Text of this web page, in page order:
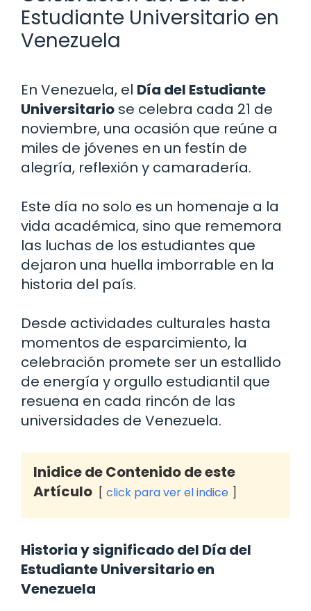
Estudiante Universitario en
Venezuela
En Venezuela, el Día del Estudiante
Universitario se celebra cada 21 de
noviembre, una ocasión que reúne a
miles de jóvenes en un festín de
alegría, reflexión y camaradería.
Este día no solo es un homenaje a la
vida académica, sino que rememora
las luchas de los estudiantes que
dejaron una huella imborrable en la
historia del país.
Desde actividades culturales hasta
momentos de esparcimiento, la
celebración promete ser un estallido
de energía y orgullo estudiantil que
resuena en cada rincón de las
universidades de Venezuela.
Inidice de Contenido de este
Artículo
click para ver el indice
Historia y significado del Día del
Estudiante Universitario en
Venezuela